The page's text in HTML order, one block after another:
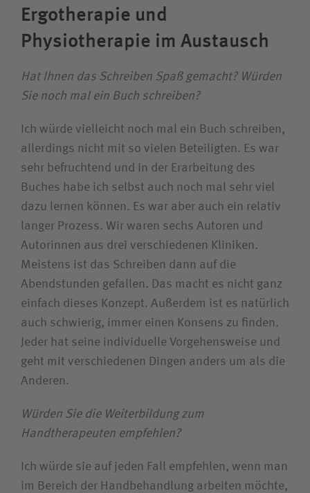
Ergotherapie und
Physiotherapie im Austausch
Hat Ihnen das Schreiben Spaß gemacht? Würden
Sie noch mal ein Buch schreiben?
Ich würde vielleicht noch mal ein Buch schreiben,
allerdings nicht mit so vielen Beteiligten. Es war
sehr befruchtend und in der Erarbeitung des
Buches habe ich selbst auch noch mal sehr viel
dazu lernen können. Es war aber auch ein relativ
langer Prozess. Wir waren sechs Autoren und
Autorinnen aus drei verschiedenen Kliniken.
Meistens ist das Schreiben dann auf die
Abendstunden gefallen. Das macht es nicht ganz
einfach dieses Konzept. Außerdem ist es natürlich
auch schwierig, immer einen Konsens zu finden.
Jeder hat seine individuelle Vorgehensweise und
geht mit verschiedenen Dingen anders um als die
Anderen.
Würden Sie die Weiterbildung zum
Handtherapeuten empfehlen?
Ich würde sie auf jeden Fall empfehlen, wenn man
im Bereich der Handbehandlung arbeiten möchte,